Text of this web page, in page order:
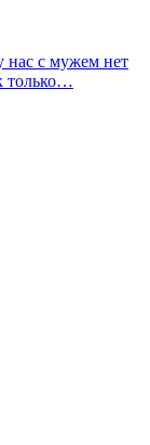
нас с мужем нет
только…